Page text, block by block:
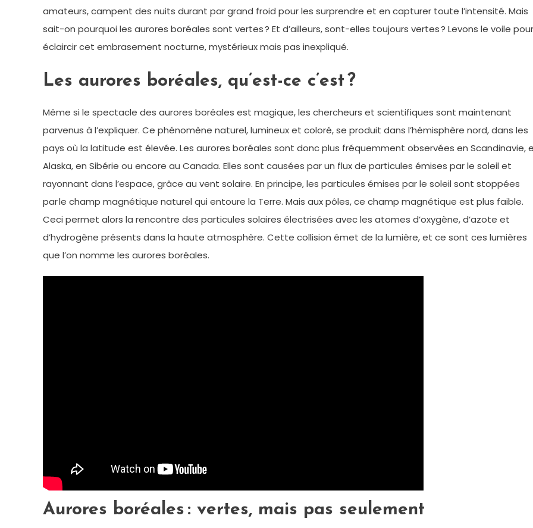
amateurs, campent des nuits durant par grand froid pour les surprendre et en capturer toute l’intensité. Mais
sait-on pourquoi les aurores boréales sont vertes ? Et d’ailleurs, sont-elles toujours vertes ? Levons le voile pour
éclaircir cet embrasement nocturne, mystérieux mais pas inexpliqué.
Les aurores boréales, qu’est-ce c’est ?
Même si le spectacle des aurores boréales est magique, les chercheurs et scientifiques sont maintenant
parvenus à l’expliquer. Ce phénomène naturel, lumineux et coloré, se produit dans l’hémisphère nord, dans les
pays où la latitude est élevée. Les aurores boréales sont donc plus fréquemment observées en Scandinavie,
Alaska, en Sibérie ou encore au Canada. Elles sont causées par un flux de particules émises par le soleil et
rayonnant dans l’espace, grâce au vent solaire. En principe, les particules émises par le soleil sont stoppées
par le champ magnétique naturel qui entoure la Terre. Mais aux pôles, ce champ magnétique est plus faible.
Ceci permet alors la rencontre des particules solaires électrisées avec les atomes d’oxygène, d’azote et
d’hydrogène présents dans la haute atmosphère. Cette collision émet de la lumière, et ce sont ces lumières
que l’on nomme les aurores boréales.
Aurores boréales : vertes, mais pas seulement